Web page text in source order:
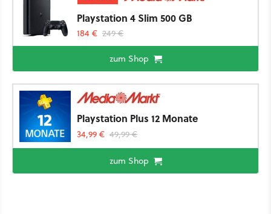
Playstation 4 Slim 500 GB
184 € 249 €
zum Shop
Playstation Plus 12 Monate
34,99 € 49,99 €
zum Shop